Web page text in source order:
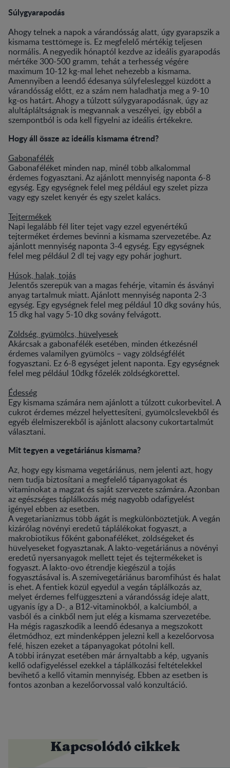
Súlygyarapodás
Ahogy telnek a napok a várandósság alatt, úgy gyarapszik a
kismama testtömege is. Ez megfelelő mértékig teljesen
normális. A negyedik hónaptól kezdve az ideális gyarapodás
mértéke 300-500 gramm, tehát a terhesség végére
maximum 10-12 kg-mal lehet nehezebb a kismama.
Amennyiben a leendő édesanya súlyfelesleggel küzdött a
várandósság előtt, ez a szám nem haladhatja meg a 9-10
kg-os határt. Ahogy a túlzott súlygyarapodásnak, úgy az
alultápláltságnak is megvannak a veszélyei, így ebből a
szempontból is oda kell figyelni az ideális értékekre.
Hogy áll össze az ideális kismama étrend?
Gabonafélék
Gabonaféléket minden nap, minél több alkalommal
érdemes fogyasztani. Az ajánlott mennyiség naponta 6-8
egység. Egy egységnek felel meg például egy szelet pizza
vagy egy szelet kenyér és egy szelet kalács.
Tejtermékek
Napi legalább fél liter tejet vagy ezzel egyenértékű
tejterméket érdemes bevinni a kismama szervezetébe. Az
ajánlott mennyiség naponta 3-4 egység. Egy egységnek
felel meg például 2 dl tej vagy egy pohár joghurt.
Húsok, halak, tojás
Jelentős szerepük van a magas fehérje, vitamin és ásványi
anyag tartalmuk miatt. Ajánlott mennyiség naponta 2-3
egység. Egy egységnek felel meg például 10 dkg sovány hús,
15 dkg hal vagy 5-10 dkg sovány felvágott.
Zöldség, gyümölcs, hüvelyesek
Akárcsak a gabonafélék esetében, minden étkezésnél
érdemes valamilyen gyümölcs – vagy zöldségfélét
fogyasztani. Ez 6-8 egységet jelent naponta. Egy egységnek
felel meg például 10dkg főzelék zöldségkörettel.
Édesség
Egy kismama számára nem ajánlott a túlzott cukorbevitel. A
cukrot érdemes mézzel helyettesíteni, gyümölcslevekből és
egyéb élelmiszerekből is ajánlott alacsony cukortartalmút
választani.
Mit tegyen a vegetáriánus kismama?
Az, hogy egy kismama vegetáriánus, nem jelenti azt, hogy
nem tudja biztosítani a megfelelő tápanyagokat és
vitaminokat a magzat és saját szervezete számára. Azonban
az egészséges táplálkozás még nagyobb odafigyelést
igényel ebben az esetben.
A vegetarianizmus több ágát is megkülönböztetjük. A vegán
kizárólag növényi eredetű táplálékokat fogyaszt, a
makrobiotikus főként gabonaféléket, zöldségeket és
hüvelyeseket fogyasztanak. A lakto-vegetáriánus a növényi
eredetű nyersanyagok mellett tejet és tejtermékeket is
fogyaszt. A lakto-ovo étrendje kiegészül a tojás
fogyasztásával is. A szemivegetáriánus baromfihúst és halat
is ehet. A fentiek közül egyedül a vegán táplálkozás az,
melyet érdemes felfüggeszteni a várandósság ideje alatt,
ugyanis így a D-, a B12-vitaminokból, a kalciumból, a
vasból és a cinkből nem jut elég a kismama szervezetébe.
Ha mégis ragaszkodik a leendő édesanya a megszokott
életmódhoz, ezt mindenképpen jelezni kell a kezelőorvosa
felé, hiszen ezeket a tápanyagokat pótolni kell.
A többi irányzat esetében már árnyaltabb a kép, ugyanis
kellő odafigyeléssel ezekkel a táplálkozási feltételekkel
bevihető a kellő vitamin mennyiség. Ebben az esetben is
fontos azonban a kezelőorvossal való konzultáció.
Kapcsolódó cikkek